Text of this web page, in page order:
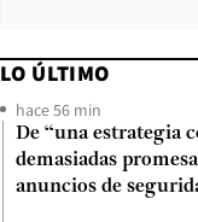
LO ÚLTIMO
hace 56 min
De “una estrategia
demasiadas
anuncios de